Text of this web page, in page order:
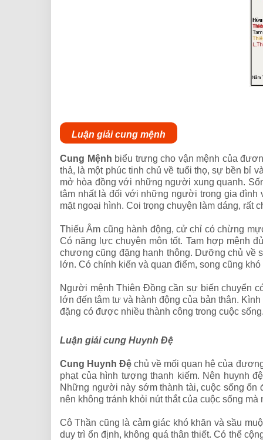
Luận giải cung mệnh
Cung Mệnh biểu trưng cho vận mệnh của
thả, là một phúc tinh chủ về tuổi thọ, sự bền bỉ
mở hòa đồng với những người xung quanh.
tâm nhất là đối với những người trong gia đình
mặt ngoại hình. Coi trọng chuyện làm dáng, rất
Thiếu Âm cũng hành động, cử chỉ có chừng
Có năng lực chuyện môn tốt. Tam hợp mệnh
chương cũng đặng hanh thông. Dưỡng chủ về
lớn. Có chính kiến và quan điểm, song cũng
Người mệnh Thiên Đồng cần sự biến chuyển
lớn đến tâm tư và hành động của bản thân.
đặng có được nhiều thành công trong cuộc
Luận giải cung Huynh Đệ
Cung Huynh Đệ chủ về mối quan hệ của
phạt của hình tượng thanh kiếm. Nên huynh
Những người này sớm thành tài, cuộc sống ổn
nên không tránh khỏi nút thắt của cuộc sống
Cô Thần cũng là cảm giác khó khăn và sầu
duy trì ổn định, không quá thân thiết. Có thể